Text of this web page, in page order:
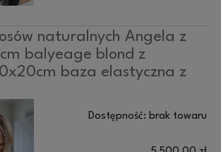
naturalnych Angela z
balyeage blond z
baza elastyczna z
Dostępność: brak towaru